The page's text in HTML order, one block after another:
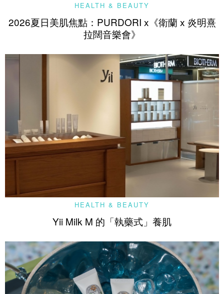
HEALTH & BEAUTY
2026夏日美肌焦點：PURDORI x《衛蘭 x 炎明熹
拉闊音樂會》
HEALTH & BEAUTY
Yii Milk M 的「執藥式」養肌